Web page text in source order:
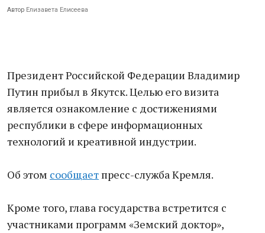
Автор Елизавета Елисеева
Президент Российской Федерации Владимир
Путин прибыл в Якутск. Целью его визита
является ознакомление с достижениями
республики в сфере информационных
технологий и креативной индустрии.
Об этом сообщает пресс-служба Кремля.
Кроме того, глава государства встретится с
участниками программ «Земский доктор»,